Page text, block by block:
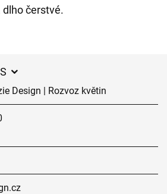
čerstvé.
Design | Rozvoz květin